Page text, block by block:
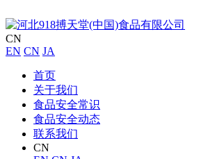
CN
EN CN JA
首页
关于我们
食品安全常识
食品安全动态
联系我们
CN